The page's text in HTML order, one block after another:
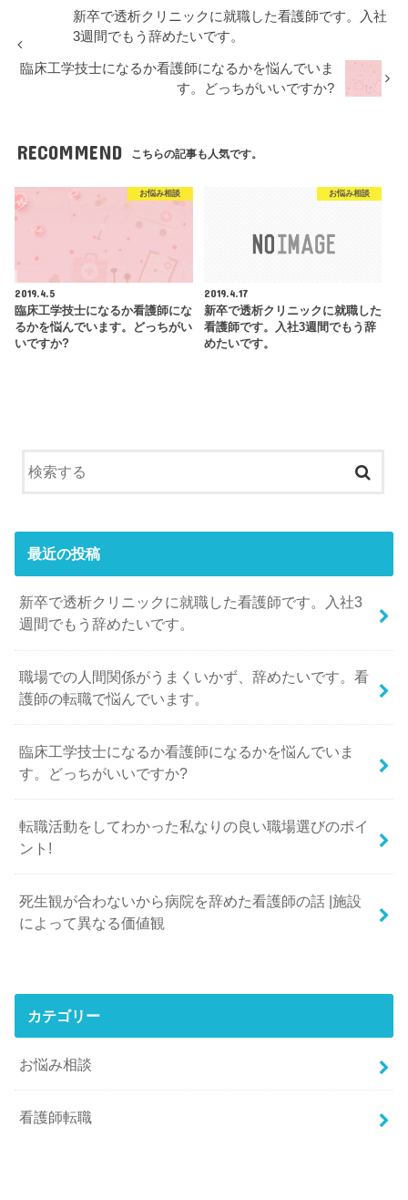
新卒で透析クリニックに就職した看護師です。入社
3週間でもう辞めたいです。
臨床工学技士になるか看護師になるかを悩んでいま
す。どっちがいいですか?
RECOMMEND こちらの記事も人気です。
お悩み相談
2019.4.5
臨床工学技士になるか看護師にな
るかを悩んでいます。どっちがい
いですか?
お悩み相談
2019.4.17
新卒で透析クリニックに就職した
看護師です。入社3週間でもう辞
めたいです。
最近の投稿
新卒で透析クリニックに就職した看護師です。入社3
週間でもう辞めたいです。
職場での人間関係がうまくいかず、辞めたいです。看
護師の転職で悩んでいます。
臨床工学技士になるか看護師になるかを悩んでいま
す。どっちがいいですか?
転職活動をしてわかった私なりの良い職場選びのポイ
ント!
死生観が合わないから病院を辞めた看護師の話 |施設
によって異なる価値観
カテゴリー
お悩み相談
看護師転職